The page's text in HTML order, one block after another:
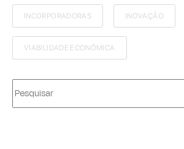
INCORPORADORAS INOVAÇÃO
VIABILIDADE ECONÔMICA
Este é um campo de pesquisa com recurso de